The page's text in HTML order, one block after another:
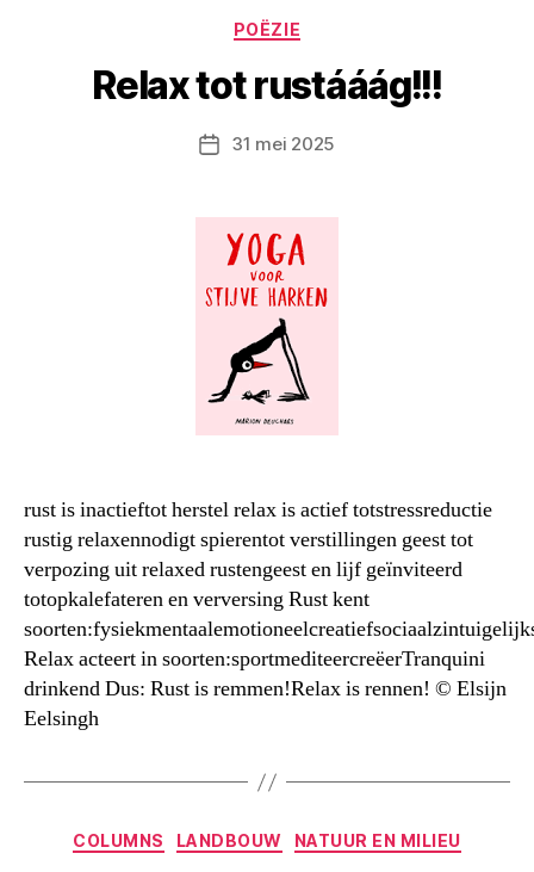
Categorieën
POËZIE
Relax tot rustááág!!!
Berichtdatum
31 mei 2025
rust is inactieftot herstel relax is actief totstressreductie
rustig relaxennodigt spierentot verstillingen geest tot
verpozing uit relaxed rustengeest en lijf geïnviteerd
totopkalefateren en verversing Rust kent
Relax acteert in soorten:sportmediteercreëerTranquini
drinkend Dus: Rust is remmen!Relax is rennen! © Elsijn
Eelsingh
Categorieën
COLUMNS LANDBOUW NATUUR EN MILIEU